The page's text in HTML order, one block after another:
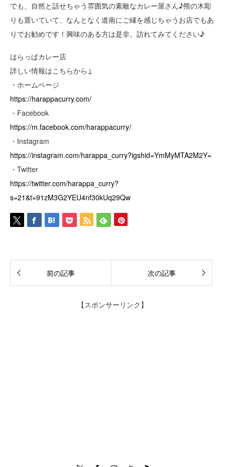
でも、自然と話せちゃう雰囲気の素敵なカレー屋さん♪熊の木彫
りも置いていて、なんとなく道南にご縁を感じちゃうお店でもあ
りでお勧めです！興味のある方は是非、訪れてみてください♪
はらっぱカレー店
詳しい情報はこちらから↓
・ホームページ
https://harappacurry.com/
・Facebook
https://m.facebook.com/harappacurry/
・Instagram
https://instagram.com/harappa_curry?igshid=YmMyMTA2M2Y=
・Twitter
https://twitter.com/harappa_curry?
s=21&t=91zM3G2YEU4nf30kUq29Qw
前の記事 次の記事
【スポンサーリンク】
InstagramTumblr RSS